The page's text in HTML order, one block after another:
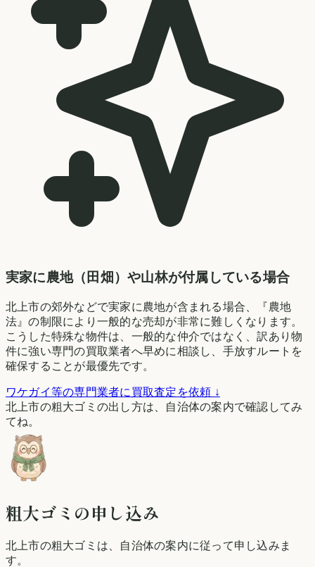
実家に農地（田畑）や山林が付属している場合
北上市の郊外などで実家に農地が含まれる場合、『農地
法』の制限により一般的な売却が非常に難しくなります。
こうした特殊な物件は、一般的な仲介ではなく、訳あり物
件に強い専門の買取業者へ早めに相談し、手放すルートを
確保することが最優先です。
ワケガイ等の専門業者に買取査定を依頼 ↓
北上市の粗大ゴミの出し方は、自治体の案内で確認してみ
てね。
粗大ゴミの申し込み
北上市の粗大ゴミは、自治体の案内に従って申し込みま
す。